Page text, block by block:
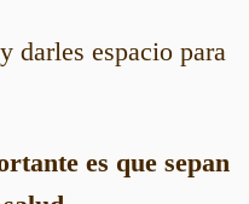
darles espacio para
es que sepan